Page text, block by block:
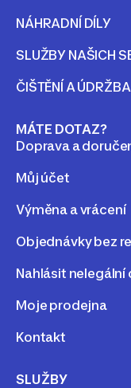
NÁHRADNÍ DÍLY
SLUŽBY NAŠICH
ČIŠTĚNÍ A ÚDRŽBA
MÁTE DOTAZ?
Doprava a
Můj účet
Výměna a vrácení
Objednávky bez
Nahlásit nelegální
Moje prodejna
Kontakt
SLUŽBY